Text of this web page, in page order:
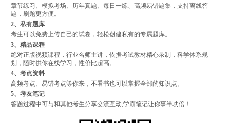
章节练习、模拟考场、历年真题、每日一练、高频易错题集，支持离线答
题，刷题更方便。
2、私有题库
考生可以免费上传自己的试卷，轻松创建私有的专属题库。
3、精品课程
绝对正版视频课程，行业名师主讲，依据考试教材精心录制，科学体系规
划，随时供你在线学习，性价比超高。
4、考点资料
高频考点、易错考点等你来，不看书也可以掌握全部的知识点。
5、考友笔记
答题过程中可与和其他考生分享交流互动,学霸笔记让你事半功倍！